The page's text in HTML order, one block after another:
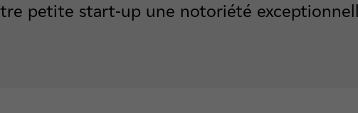
petite start-up une notoriété